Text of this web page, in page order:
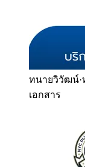
ทนายวิวัฒน์·
เอกสาร